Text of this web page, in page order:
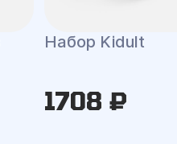
Набор Kidult
1708 ₽